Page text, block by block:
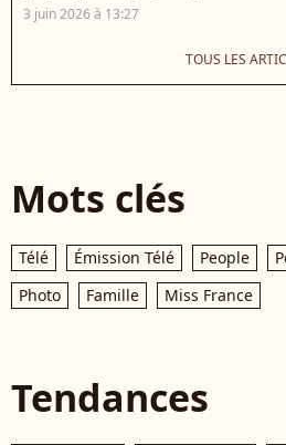
3 juin 2026 à 13:27
TOUS LES
Mots clés
Télé Émission Télé People
Photo
Famille Miss France
Tendances